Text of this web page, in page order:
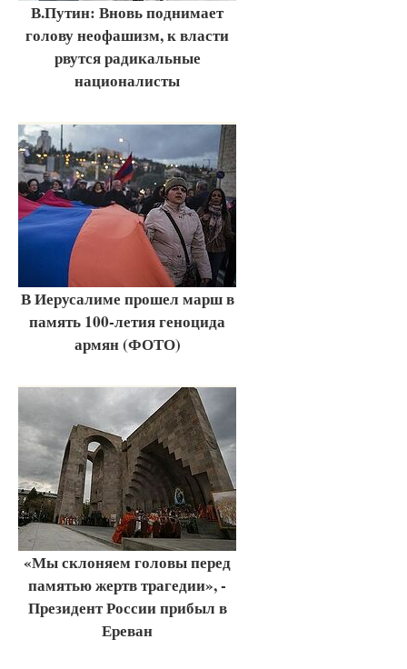
В.Путин: Вновь поднимает
голову неофашизм, к власти
рвутся радикальные
националисты
В Иерусалиме прошел марш в
память 100-летия геноцида
армян (ФОТО)
«Мы склоняем головы перед
памятью жертв трагедии», -
Президент России прибыл в
Ереван